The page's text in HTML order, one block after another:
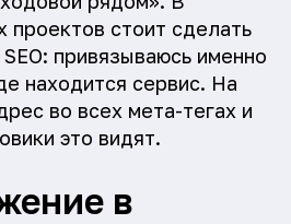
проектов стоит сделать
привязываюсь именно
находится сервис. На
во всех мета-тегах и
это видят.
в